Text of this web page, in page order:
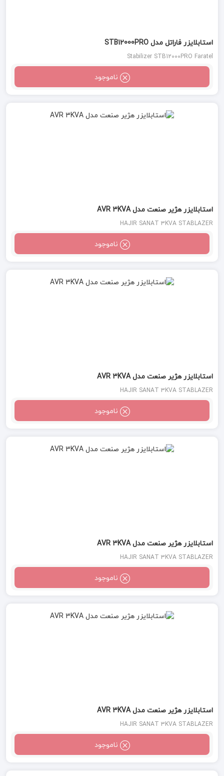
استابلایزر فاراتل مدل STB12000PRO
Stabilizer STB12000PRO Faratel
ناموجود
استابلایزر هژیر صنعت مدل AVR 3KVA
HAJIR SANAT 3KVA STABLAZER
ناموجود
استابلایزر هژیر صنعت مدل AVR 3KVA
HAJIR SANAT 3KVA STABLAZER
ناموجود
استابلایزر هژیر صنعت مدل AVR 3KVA
HAJIR SANAT 3KVA STABLAZER
ناموجود
استابلایزر هژیر صنعت مدل AVR 3KVA
HAJIR SANAT 3KVA STABLAZER
ناموجود